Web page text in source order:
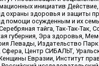
инициатив Действие,
охраны здоровья и защиты
помощи осужденным и их
тайга, Так-Так-Так,
губерния, Эра здоровья,
Левады, Издательство Парк
Центр СИБАЛЬТ,
Евразии, Институт